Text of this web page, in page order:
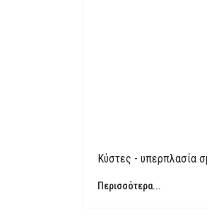
Κύστες - υπερπλασία
Περισσότερα...